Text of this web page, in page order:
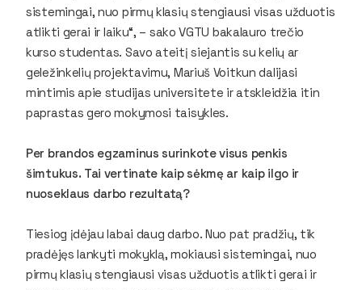
sistemingai, nuo pirmų klasių stengiausi visas užduotis
atlikti gerai ir laiku“, – sako VGTU bakalauro trečio
kurso studentas. Savo ateitį siejantis su kelių ar
geležinkelių projektavimu, Mariuš Voitkun dalijasi
mintimis apie studijas universitete ir atskleidžia itin
paprastas gero mokymosi taisykles.
Per brandos egzaminus surinkote visus penkis
šimtukus. Tai vertinate kaip sėkmę ar kaip ilgo ir
nuoseklaus darbo rezultatą?
Tiesiog įdėjau labai daug darbo. Nuo pat pradžių, tik
pradėjęs lankyti mokyklą, mokiausi sistemingai, nuo
pirmų klasių stengiausi visas užduotis atlikti gerai ir